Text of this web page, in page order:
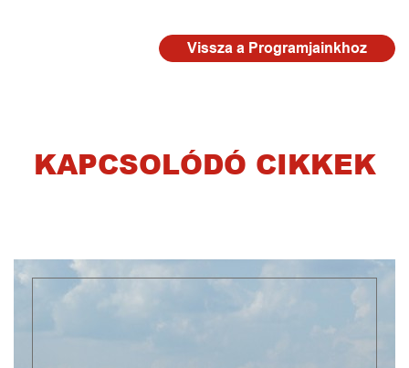
Vissza a Programjainkhoz
KAPCSOLÓDÓ CIKKEK